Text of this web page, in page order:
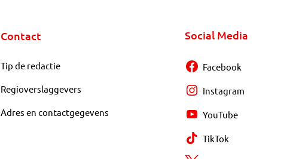
Contact
Tip de redactie
Regioverslaggevers
Adres en contactgegevens
Social Media
Facebook
Instagram
YouTube
TikTok